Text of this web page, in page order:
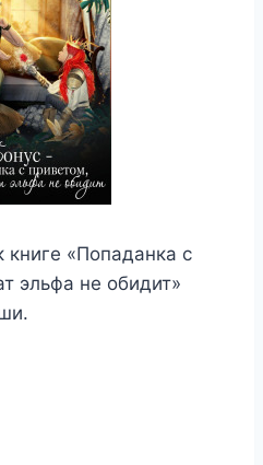
книге «Попаданка с
эльфа не обидит»